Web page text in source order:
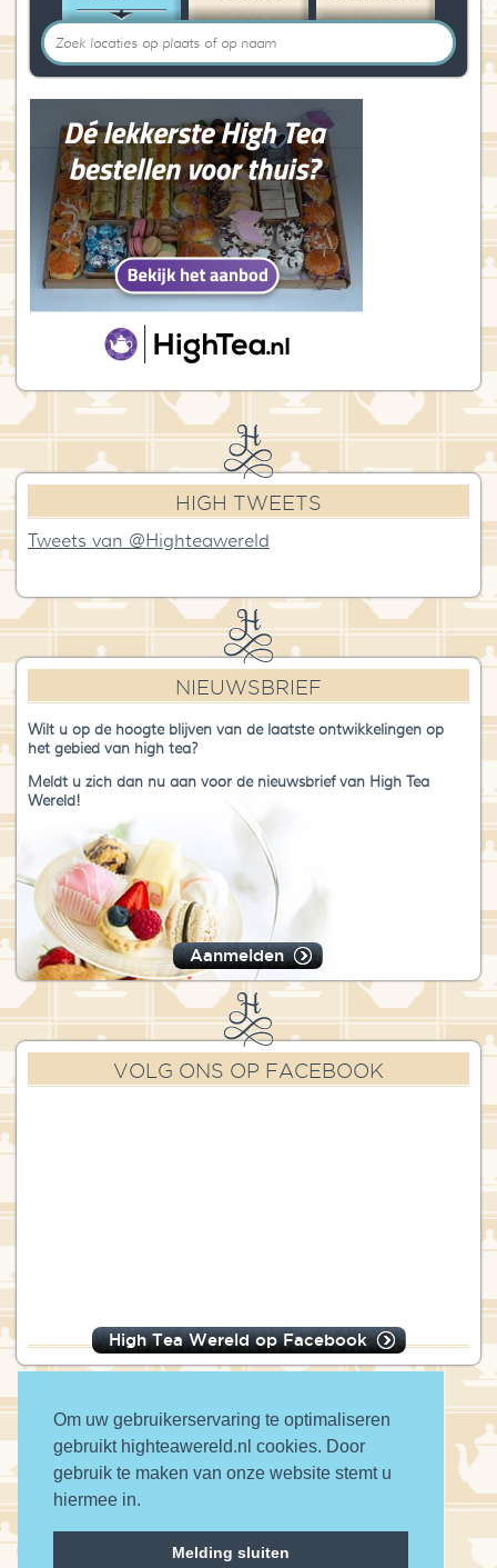
Om uw gebruikerservaring te optimaliseren
gebruikt highteawereld.nl cookies. Door
gebruik te maken van onze website stemt u
hiermee in.
Melding sluiten
HIGH TWEETS
Tweets van @Highteawereld
NIEUWSBRIEF
Wilt u op de hoogte blijven van de laatste ontwikkelingen op
het gebied van high tea?
Meldt u zich dan nu aan voor de nieuwsbrief van High Tea
Wereld!
Aanmelden
VOLG ONS OP FACEBOOK
High Tea Wereld op Facebook
© 2016 High Tea Wereld
a wwwanted website